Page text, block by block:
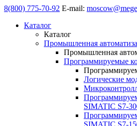
8(800) 775-70-92 E-mail:
Каталог
Каталог
Промышленная
Промышленная
Программируемые
Логические
SIMATIC S7-
SIMATIC S7-